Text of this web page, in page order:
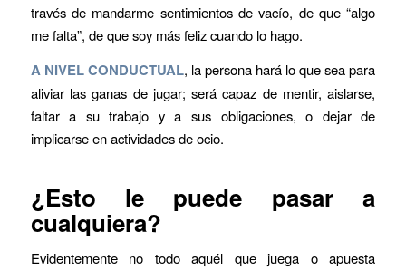
través de mandarme sentimientos de vacío, de que “algo
me falta”, de que soy más feliz cuando lo hago.
A NIVEL CONDUCTUAL, la persona hará lo que sea para
aliviar las ganas de jugar; será capaz de mentir, aislarse,
faltar a su trabajo y a sus obligaciones, o dejar de
implicarse en actividades de ocio.
¿Esto le puede pasar a
cualquiera?
Evidentemente no todo aquél que juega o apuesta